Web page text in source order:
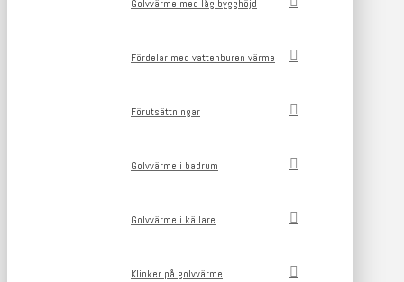
Golvvärme med låg bygghöjd
Fördelar med vattenburen värme
Förutsättningar
Golvvärme i badrum
Golvvärme i källare
Klinker på golvvärme